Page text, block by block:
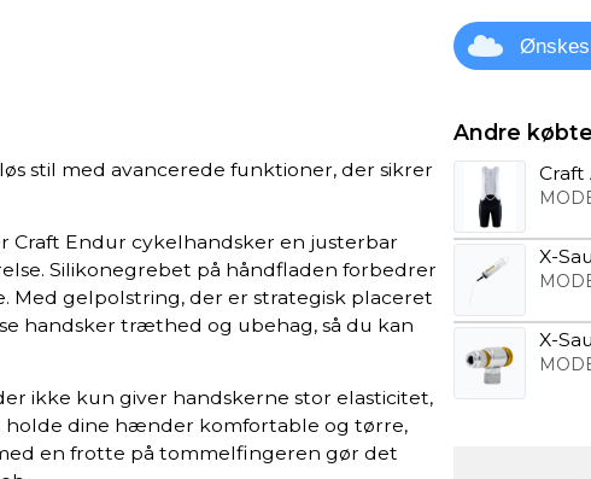
stil med avancerede funktioner, der sikrer
Endur cykelhandsker en justerbar
Silikonegrebet på håndfladen forbedrer
Med gelpolstring, der er strategisk placeret
handsker træthed og ubehag, så du kan
ikke kun giver handskerne stor elasticitet,
dine hænder komfortable og tørre,
en frotte på tommelfingeren gør det
Andre
Craft
X-
X-